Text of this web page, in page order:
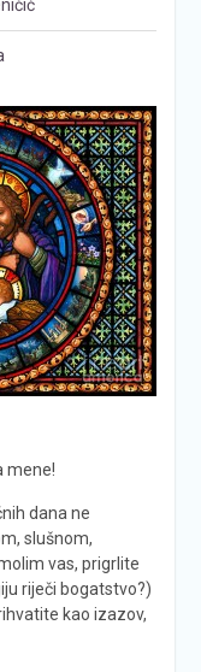
mene!
dana ne
slušnom,
vas, prigrlite
riječi bogatstvo?)
kao izazov,